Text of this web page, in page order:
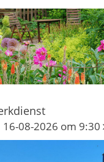
16-08-2026 om 9:30